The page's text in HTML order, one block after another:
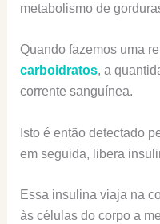
metabolismo de
Quando fazemos uma
carboidratos, a
corrente sanguínea.
Isto é então detectado
em seguida, libera
Essa insulina viaja na
às células do corpo a